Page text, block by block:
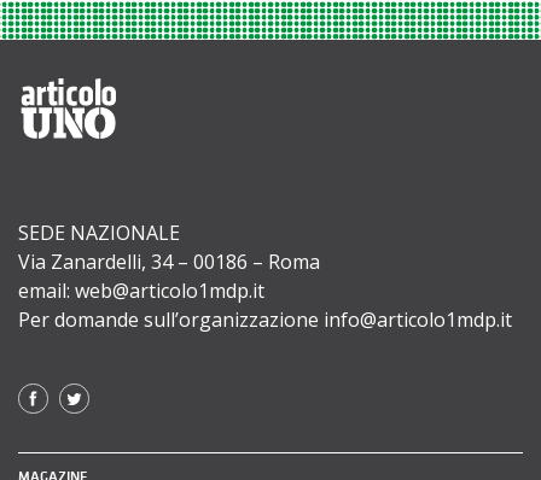
SEDE NAZIONALE
Via Zanardelli, 34 – 00186 – Roma
email: web@articolo1mdp.it
Per domande sull’organizzazione info@articolo1mdp.it